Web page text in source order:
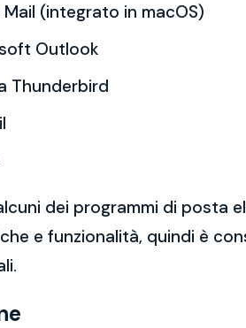
(integrato in macOS)
Outlook
Thunderbird
dei programmi di posta
e funzionalità, quindi è